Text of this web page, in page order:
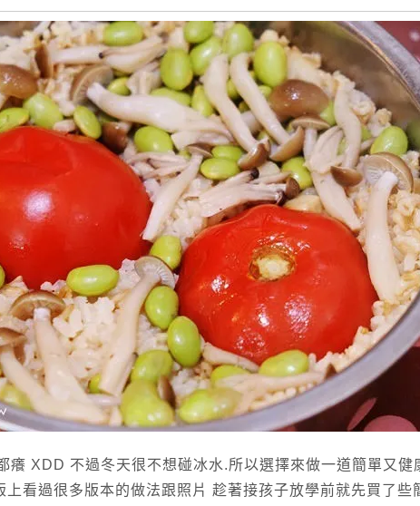
癢 XDD 不過冬天很不想碰冰水.所以選擇來做一道簡單又健
看過很多版本的做法跟照片 趁著接孩子放學前就先買了些